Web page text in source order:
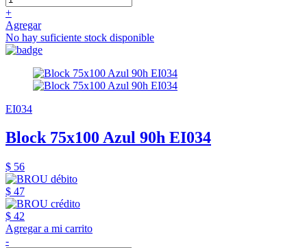
+
Agregar
No hay suficiente stock disponible
EI034
Block 75x100 Azul 90h EI034
$ 56
$ 47
$ 42
Agregar a mi carrito
-